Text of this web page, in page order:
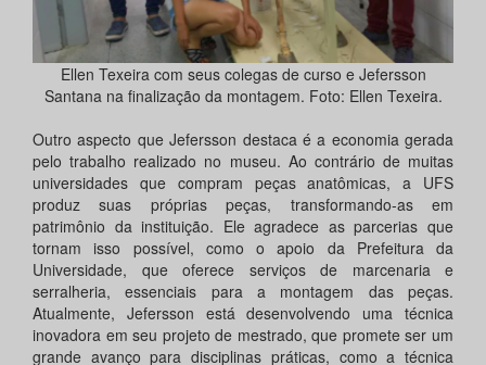
Ellen Texeira com seus colegas de curso e Jefersson
Santana na finalização da montagem. Foto: Ellen Texeira.
Outro aspecto que Jefersson destaca é a economia gerada
pelo trabalho realizado no museu. Ao contrário de muitas
universidades que compram peças anatômicas, a UFS
produz suas próprias peças, transformando-as em
patrimônio da instituição. Ele agradece as parcerias que
tornam isso possível, como o apoio da Prefeitura da
Universidade, que oferece serviços de marcenaria e
serralheria, essenciais para a montagem das peças.
Atualmente, Jefersson está desenvolvendo uma técnica
inovadora em seu projeto de mestrado, que promete ser um
grande avanço para disciplinas práticas, como a técnica